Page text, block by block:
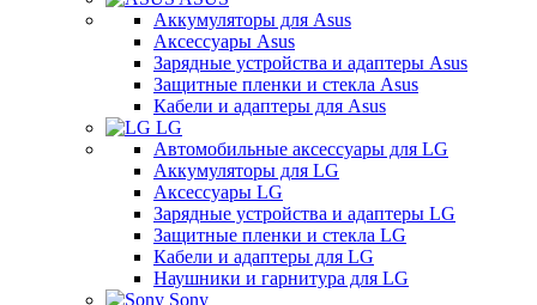
Аккумуляторы для Asus
Аксессуары Asus
Зарядные устройства и адаптеры Asus
Защитные пленки и стекла Asus
Кабели и адаптеры для Asus
LG
Автомобильные аксессуары для LG
Аккумуляторы для LG
Аксессуары LG
Зарядные устройства и адаптеры LG
Защитные пленки и стекла LG
Кабели и адаптеры для LG
Наушники и гарнитура для LG
Sony